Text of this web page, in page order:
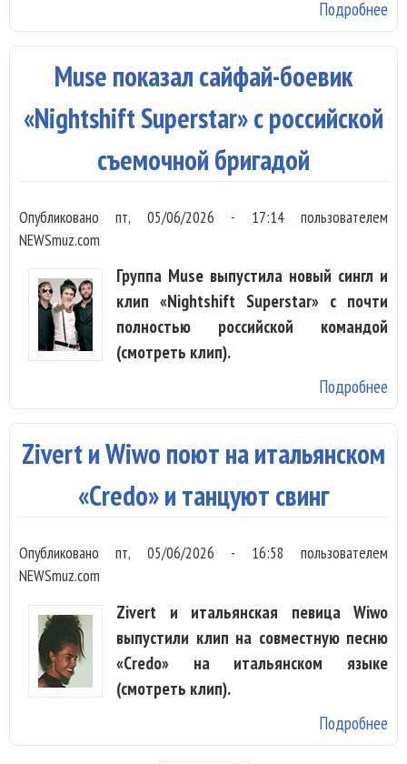
Подробнее
Muse показал сайфай-боевик
«Nightshift Superstar» с российской
съемочной бригадой
Опубликованопт, 05/06/2026 - 17:14пользователем
NEWSmuz.com
Группа Muse выпустила новый сингл и
клип «Nightshift Superstar» с почти
полностью российской командой
(смотреть клип).
Подробнее
Zivert и Wiwo поют на итальянском
«Credo» и танцуют свинг
Опубликованопт, 05/06/2026 - 16:58 пользователем
NEWSmuz.com
Zivert и итальянская певица Wiwo
выпустили клип на совместную песню
«Credo» на итальянском языке
(смотреть клип).
Подробнее